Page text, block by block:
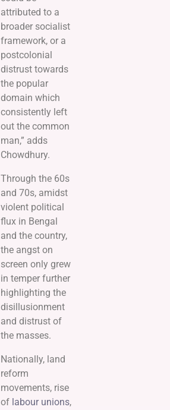
attributed to a
broader socialist
framework, or a
postcolonial
distrust towards
the popular
domain which
consistently left
out the common
man,” adds
Chowdhury.
Through the 60s
and 70s, amidst
violent political
flux in Bengal
and the country,
the angst on
screen only grew
in temper further
highlighting the
disillusionment
and distrust of
the masses.
Nationally, land
reform
movements, rise
of labour unions,